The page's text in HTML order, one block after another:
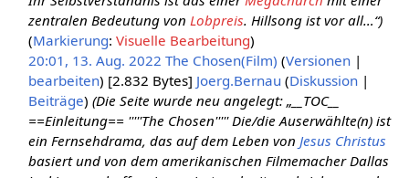
zentralen Bedeutung vonLobpreis. Hillsong ist vor all…“)
Markierung:Visuelle Bearbeitung
20:01, 13. Aug. 2022 ‎The Chosen(Film) (Versionen |
bearbeiten) ‎ [2.832 Bytes] Joerg.Bernau (Diskussion |
Beiträge) (Die Seite wurde neu angelegt: „__TOC__
==Einleitung== '''''The Chosen''''' Die/die Auserwählte(n) ist
ein Fernsehdrama, das auf dem Leben vonJesus Christus
basiert und von dem amerikanischen Filmemacher Dallas